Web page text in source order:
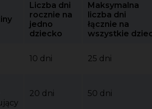
Liczba dni
rocznie na
jedno
dziecko
Maksymalna
liczba dni
łącznie na
wszystkie
10 dni 25 dni
20 dni 50 dni